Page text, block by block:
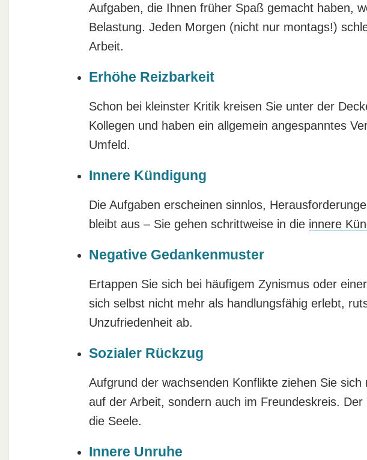
Aufgaben, die Ihnen früher Spaß gemacht haben,
Belastung. Jeden Morgen (nicht nur montags!)
Arbeit.
Erhöhe Reizbarkeit
Schon bei kleinster Kritik kreisen Sie unter der
Kollegen und haben ein allgemein angespanntes
Umfeld.
Innere Kündigung
Die Aufgaben erscheinen sinnlos,
bleibt aus – Sie gehen schrittweise in die innere
Negative Gedankenmuster
Ertappen Sie sich bei häufigem Zynismus oder
sich selbst nicht mehr als handlungsfähig erlebt,
Unzufriedenheit ab.
Sozialer Rückzug
Aufgrund der wachsenden Konflikte ziehen Sie
auf der Arbeit, sondern auch im Freundeskreis.
die Seele.
Innere Unruhe